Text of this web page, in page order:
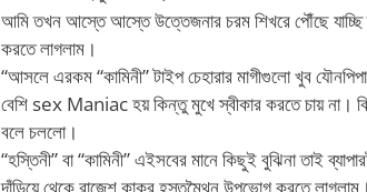
আমি তখন আস্তে আস্তে উত্তেজনার চরম শিখরে পৌঁছে যাচ্ছি
করতে লাগলাম।
“আসলে এরকম “কামিনী” টাইপ চেহারার মাগীগুলো খুব
বেশি sex Maniac হয় কিন্তু মুখে স্বীকার করতে চায় না।
বলে চললো।
“হস্তিনী” বা “কামিনী” এইসবের মানে কিছুই বুঝিনা তাই
দাঁড়িয়ে থেকে রাজেশ কাকুর হস্তমৈথুন উপভোগ করতে লাগলাম।